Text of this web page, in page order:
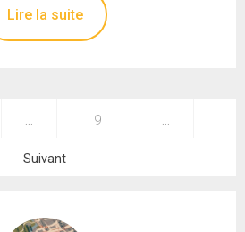
Lire la suite
… 9 …
Suivant